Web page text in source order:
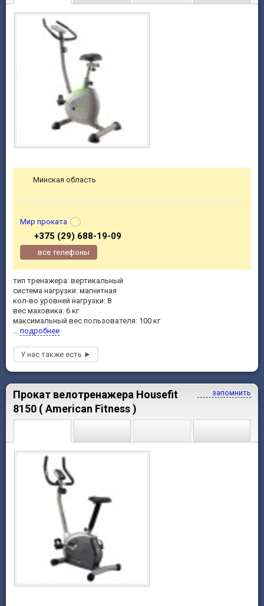
тип тренажера: вертикальный
система нагрузки: магнитная
кол-во уровней нагрузки: 8
вес маховика: 6 кг
максимальный вес пользователя: 100 кг
подробнее
Минская область
Мир проката
+375 (29) 688-19-09
все телефоны
запомнить
Прокат велотренажера Housefit
8150 ( American Fitness )